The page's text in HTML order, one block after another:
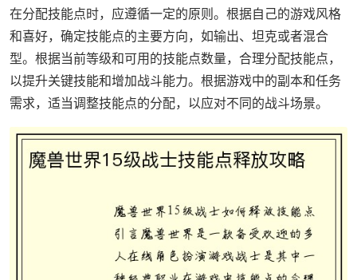
在分配技能点时，应遵循一定的原则。根据自己的游戏风格
和喜好，确定技能点的主要方向，如输出、坦克或者混合
型。根据当前等级和可用的技能点数量，合理分配技能点，
以提升关键技能和增加战斗能力。根据游戏中的副本和任务
需求，适当调整技能点的分配，以应对不同的战斗场景。